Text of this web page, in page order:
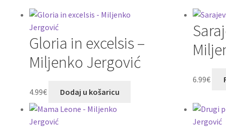
Gloria in excelsis –
Miljenko Jergović
4.99€ Dodaj u košaricu
6.99€